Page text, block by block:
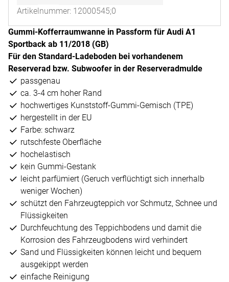
Artikelnummer: 12000545;0
Gummi-Kofferraumwanne in Passform für Audi A1
Sportback ab 11/2018 (GB)
Für den Standard-Ladeboden bei vorhandenem
Reserverad bzw. Subwoofer in der Reserveradmulde
passgenau
ca. 3-4 cm hoher Rand
hochwertiges Kunststoff-Gummi-Gemisch (TPE)
hergestellt in der EU
Farbe: schwarz
rutschfeste Oberfläche
hochelastisch
kein Gummi-Gestank
leicht parfümiert (Geruch verflüchtigt sich innerhalb
weniger Wochen)
schützt den Fahrzeugteppich vor Schmutz, Schnee und
Flüssigkeiten
Durchfeuchtung des Teppichbodens und damit die
Korrosion des Fahrzeugbodens wird verhindert
Sand und Flüssigkeiten können leicht und bequem
ausgekippt werden
einfache Reinigung